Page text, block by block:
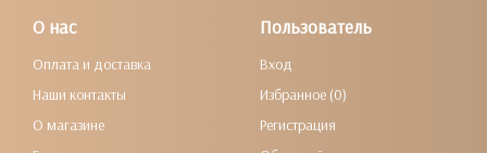
О нас
Оплата и доставка
Наши контакты
О магазине
Пользователь
Вход
Избранное (0)
Регистрация